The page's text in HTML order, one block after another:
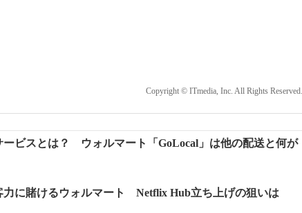
Copyright © ITmedia, Inc. All Rights Reserved.
ービスとは？ ウォルマート「GoLocal」は他の配送と何が
力に賭けるウォルマート Netflix Hub立ち上げの狙いは